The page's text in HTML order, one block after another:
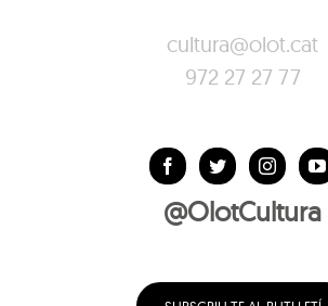
cultura@olot.cat
972 27 27 77
@OlotCultura